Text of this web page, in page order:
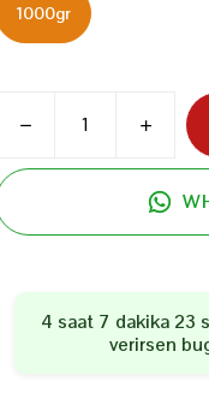
1000gr
4 saat 7 dakika 23
verirsen